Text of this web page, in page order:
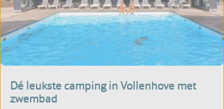
Dé leukste camping in Vollenhove met
zwembad